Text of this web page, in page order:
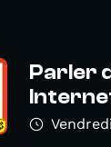
Parler